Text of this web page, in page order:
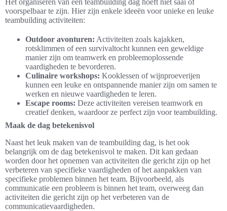
Het organiseren van een teambuilding dag hoeft niet saai of
voorspelbaar te zijn. Hier zijn enkele ideeën voor unieke en leuke
teambuilding activiteiten:
Outdoor avonturen: Activiteiten zoals kajakken,
rotsklimmen of een survivaltocht kunnen een geweldige
manier zijn om teamwerk en probleemoplossende
vaardigheden te bevorderen.
Culinaire workshops: Kooklessen of wijnproeverijen
kunnen een leuke en ontspannende manier zijn om samen te
werken en nieuwe vaardigheden te leren.
Escape rooms: Deze activiteiten vereisen teamwork en
creatief denken, waardoor ze perfect zijn voor teambuilding.
Maak de dag betekenisvol
Naast het leuk maken van de teambuilding dag, is het ook
belangrijk om de dag betekenisvol te maken. Dit kan gedaan
worden door het opnemen van activiteiten die gericht zijn op het
verbeteren van specifieke vaardigheden of het aanpakken van
specifieke problemen binnen het team. Bijvoorbeeld, als
communicatie een probleem is binnen het team, overweeg dan
activiteiten die gericht zijn op het verbeteren van de
communicatievaardigheden.